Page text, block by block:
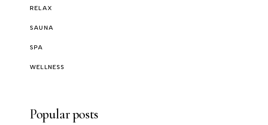
RELAX
SAUNA
SPA
WELLNESS
Popular posts